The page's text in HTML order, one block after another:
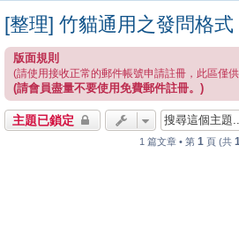
[整理] 竹貓通用之發問格式
版面規則
(請使用接收正常的郵件帳號申請註冊，此區僅
(請會員盡量不要使用免費郵件註冊。)
主題已鎖定
1 篇文章 • 第 1 頁 (共